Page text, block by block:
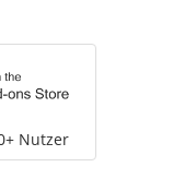
Nutzer